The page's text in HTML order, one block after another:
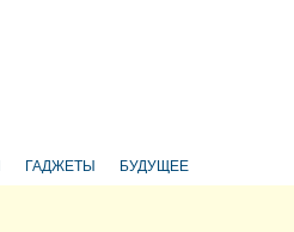
ГАДЖЕТЫ БУДУЩЕЕ